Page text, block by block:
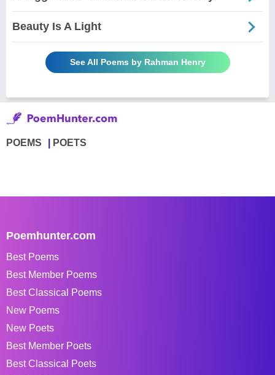
Beauty Is A Light
See All Poems by Rahman Henry
POEMS POETS
Poemhunter.com
Best Poems
Best Member Poems
Best Classical Poems
New Poems
New Poets
Best Member Poets
Best Classical Poets